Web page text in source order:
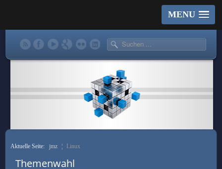
MENU
Aktuelle Seite: jmz ¦ Linux
Themenwahl